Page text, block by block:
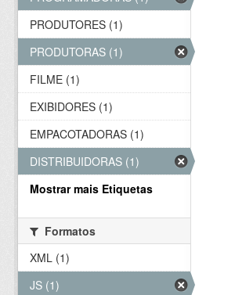
PRODUTORES (1)
PRODUTORAS (1)
FILME (1)
EXIBIDORES (1)
EMPACOTADORAS (1)
DISTRIBUIDORAS (1)
Mostrar mais Etiquetas
Formatos
XML (1)
JS (1)